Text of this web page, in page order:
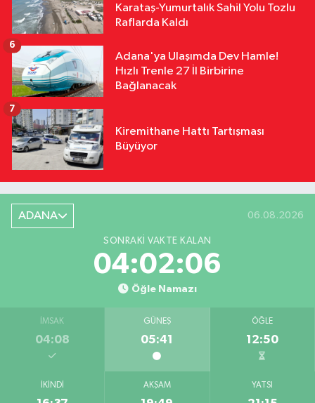
Karataş-Yumurtalık Sahil Yolu Tozlu
Raflarda Kaldı
Adana'ya Ulaşımda Dev Hamle!
Hızlı Trenle 27 İl Birbirine
Bağlanacak
6
Kiremithane Hattı Tartışması
Büyüyor
7
ADANA 06.08.2026
SONRAKI VAKTE KALAN
04:02:04
Öğle Namazı
İMSAK
04:08
GÜNEŞ
05:41
ÖĞLE
12:50
İKINDI AKŞAM YATSI